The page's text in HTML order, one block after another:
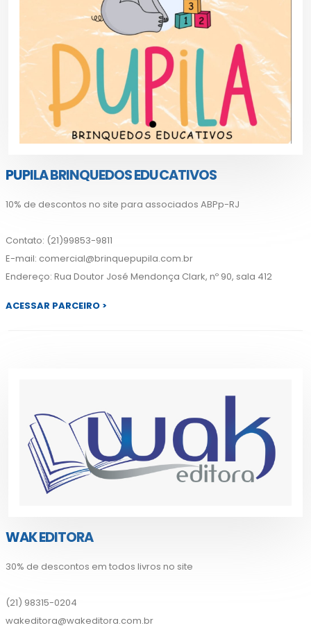
PUPILA BRINQUEDOS EDUCATIVOS
10% de descontos no site para associados ABPp-RJ
Contato: (21)99853-9811
E-mail: comercial@brinquepupila.com.br
Endereço: Rua Doutor José Mendonça Clark, nº 90, sala 412
ACESSAR PARCEIRO >
WAK EDITORA
30% de descontos em todos livros no site
(21) 98315-0204
wakeditora@wakeditora.com.br